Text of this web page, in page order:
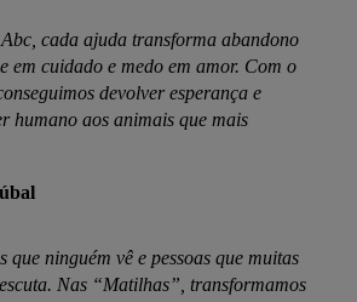
cada ajuda transforma abandono
em cuidado e medo em amor. Com o
devolver esperança e
humano aos animais que mais
que ninguém vê e pessoas que muitas
Nas “Matilhas”, transformamos